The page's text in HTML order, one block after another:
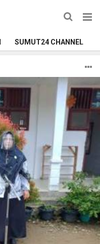
SUMUT24 CHANNEL